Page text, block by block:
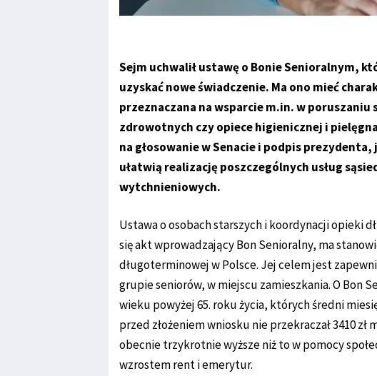
Sejm uchwalił ustawę o Bonie Senioralnym,
uzyskać nowe świadczenie. Ma ono mieć
przeznaczana na wsparcie m.in. w
zdrowotnych czy opiece higienicznej i
na głosowanie w Senacie i podpis
ułatwią realizację poszczególnych usług
wytchnieniowych.
Ustawa o osobach starszych i koordynacji opieki
się akt wprowadzający Bon Senioralny, ma
długoterminowej w Polsce. Jej celem jest
grupie seniorów, w miejscu zamieszkania. O Bon
wieku powyżej 65. roku życia, których średni
przed złożeniem wniosku nie przekraczał 3410
obecnie trzykrotnie wyższe niż to w pomocy
wzrostem rent i emerytur.